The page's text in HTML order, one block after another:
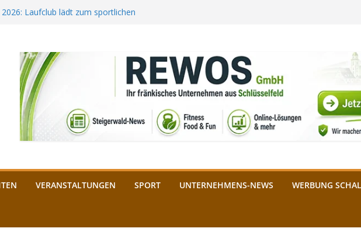
Laufclub lädt zum sportlichen
aus Bamberg unterstützt die
bald: Das ist heuer geboten
Schlüsselfeld: Kreuzung ab 3.
VERANSTALTUNGEN SPORT UNTERNEHMENS-NEWS WERBUNG